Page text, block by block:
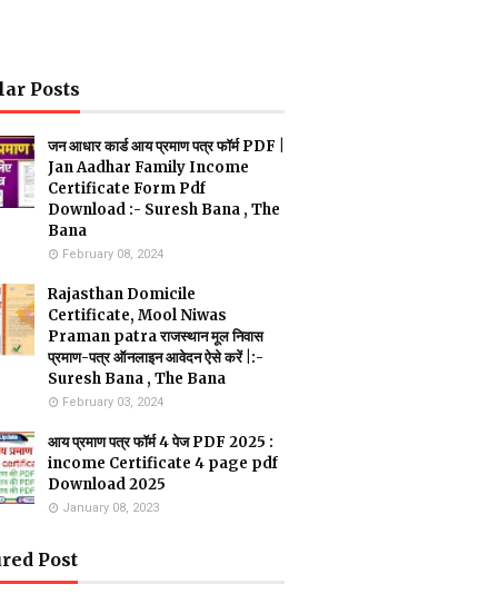
Posts
जन आधार कार्ड आय प्रमाण पत्र फॉर्म PDF |
Jan Aadhar Family Income
Certificate Form Pdf
Download :- Suresh Bana , The
Bana
February 08, 2024
Rajasthan Domicile
Certificate, Mool Niwas
Praman patra राजस्थान मूल निवास
प्रमाण-पत्र ऑनलाइन आवेदन ऐसे करें |:-
Suresh Bana , The Bana
February 03, 2024
आय प्रमाण पत्र फॉर्म 4 पेज PDF 2025 :
income Certificate 4 page pdf
Download 2025
January 08, 2023
Post